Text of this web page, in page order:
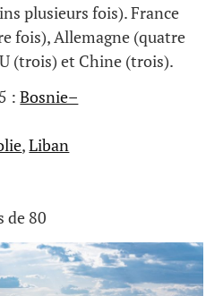
plusieurs fois). France
fois), Allemagne (quatre
(trois) et Chine (trois).
:Bosnie–
,Liban
de 80